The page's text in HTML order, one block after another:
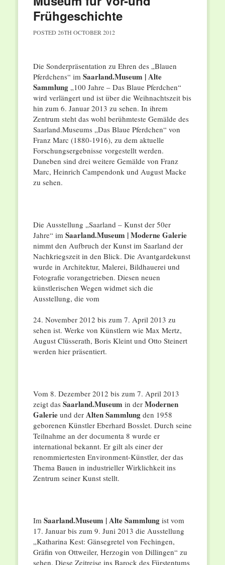
Frühgeschichte
POSTED 26TH OCTOBER 2012
Die Sonderpräsentation zu Ehren des „Blauen
Pferdchens“ im Saarland.Museum | Alte
Sammlung „100 Jahre – Das Blaue Pferdchen“
wird verlängert und ist über die Weihnachtszeit bis
hin zum 6. Januar 2013 zu sehen. In ihrem
Zentrum steht das wohl berühmteste Gemälde des
Saarland.Museums „Das Blaue Pferdchen“ von
Franz Marc (1880-1916), zu dem aktuelle
Forschungsergebnisse vorgestellt werden.
Daneben sind drei weitere Gemälde von Franz
Marc, Heinrich Campendonk und August Macke
zu sehen.
Die Ausstellung „Saarland – Kunst der 50er
Jahre“ im Saarland.Museum | Moderne Galerie
nimmt den Aufbruch der Kunst im Saarland der
Nachkriegszeit in den Blick. Die Avantgardekunst
wurde in Architektur, Malerei, Bildhauerei und
Fotografie vorangetrieben. Diesen neuen
künstlerischen Wegen widmet sich die
Ausstellung, die vom
24. November 2012 bis zum 7. April 2013 zu
sehen ist. Werke von Künstlern wie Max Mertz,
August Clüsserath, Boris Kleint und Otto Steinert
werden hier präsentiert.
Vom 8. Dezember 2012 bis zum 7. April 2013
zeigt das Saarland.Museum in der Modernen
Galerieund der Alten Sammlungden 1958
geborenen Künstler Eberhard Bosslet. Durch seine
Teilnahme an der documenta 8 wurde er
international bekannt. Er gilt als einer der
renommiertesten Environment-Künstler, der das
Thema Bauen in industrieller Wirklichkeit ins
Zentrum seiner Kunst stellt.
Im Saarland.Museum | Alte Sammlungist vom
17. Januar bis zum 9. Juni 2013 die Ausstellung
„Katharina Kest: Gänsegretel von Fechingen,
Gräfin von Ottweiler, Herzogin von Dillingen“ zu
sehen. Diese Zeitreise ins Barock des Fürstentums